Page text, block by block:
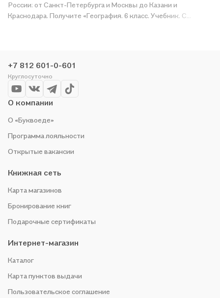
России: от Санкт-Петербурга и Москвы до Казани и
Краснодара. Получите «География. 6 класс. Учебник. С
организуем конкурсы и проводим акции. Оставайтесь с нами,
чтобы не упустить выгоду!
+7 812 601-0-601
Круглосуточно
О компании
О «Буквоеде»
Программа лояльности
Открытые вакансии
Книжная сеть
Карта магазинов
Бронирование книг
Подарочные сертификаты
Интернет-магазин
Каталог
Карта пунктов выдачи
Пользовательское соглашение